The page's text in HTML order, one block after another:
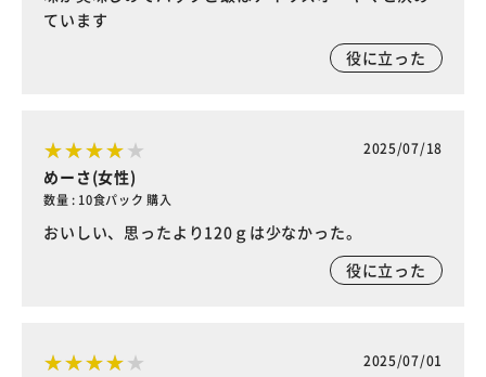
ています
役に立った
2025/07/18
めーさ(女性)
数量 : 10食パック 購入
おいしい、思ったより120ｇは少なかった。
役に立った
2025/07/01